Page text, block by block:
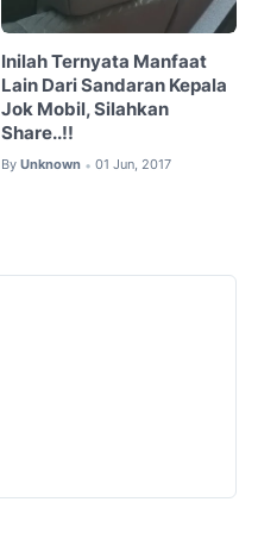
Inilah Ternyata Manfaat
Lain Dari Sandaran Kepala
Jok Mobil, Silahkan
Share..!!
By Unknown • 01 Jun, 2017